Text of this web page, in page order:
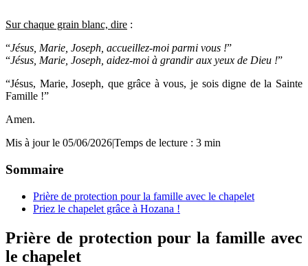
Sur chaque grain blanc, dire :
“Jésus, Marie, Joseph, accueillez-moi parmi vous !”
“Jésus, Marie, Joseph, aidez-moi à grandir aux yeux de Dieu !”
“Jésus, Marie, Joseph, que grâce à vous, je sois digne de la Sainte
Famille !”
Amen.
Mis à jour le 05/06/2026|Temps de lecture : 3 min
Sommaire
Prière de protection pour la famille avec le chapelet
Priez le chapelet grâce à Hozana !
Prière de protection pour la famille avec
le chapelet